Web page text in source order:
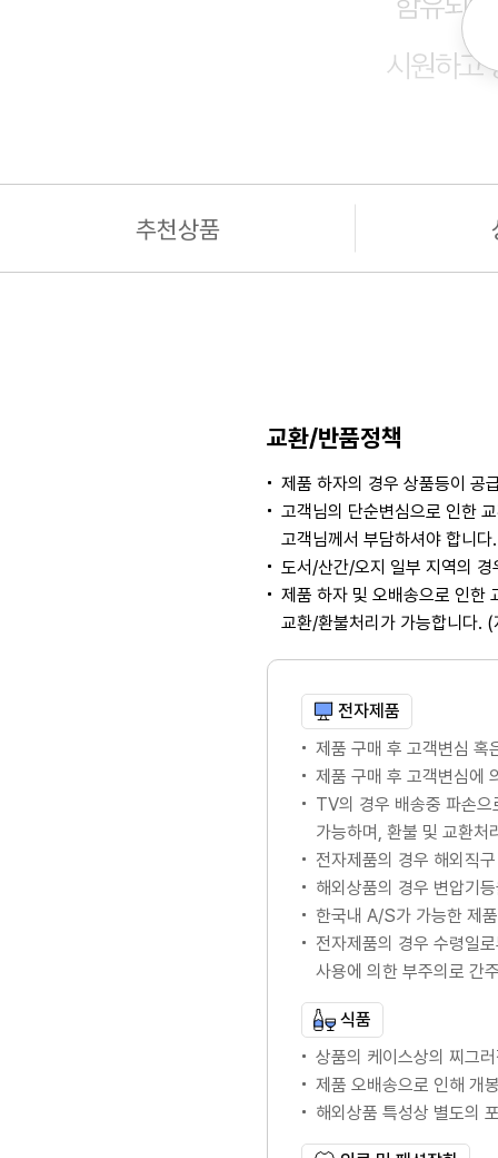
추천상품
교환/반품정책
제품 하자의 경우 상품등이 공
고객님의 단순변심으로 인한
고객님께서 부담하셔야 합니
도서/산간/오지 일부 지역의
제품 하자 및 오배송으로 인한
교환/환불처리가 가능합니다.
전자제품
제품 구매 후 고객변심 혹
제품 구매 후 고객변심에
TV의 경우 배송중 파손
가능하며, 환불 및 교환처
전자제품의 경우 해외직
해외상품의 경우 변압기
한국내 A/S가 가능한 제
전자제품의 경우 수령일
사용에 의한 부주의로 간
식품
상품의 케이스상의 찌그
제품 오배송으로 인해 개
해외상품 특성상 별도의